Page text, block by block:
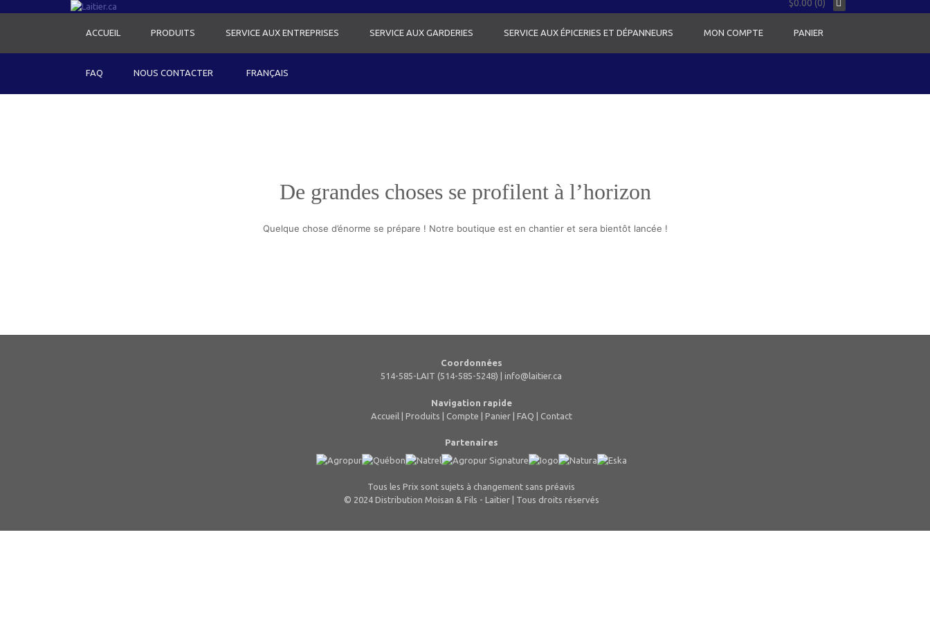
$0.00 (0)
ACCUEIL PRODUITS SERVICE AUX ENTREPRISES SERVICE AUX GARDERIES SERVICE AUX ÉPICERIES ET DÉPANNEURS MON COMPTE PANIER
FAQ NOUS CONTACTER FRANÇAIS
De grandes choses se profilent à l’horizon
Quelque chose d’énorme se prépare ! Notre boutique est en chantier et sera bientôt lancée !
Coordonnées
514-585-LAIT (514-585-5248) | info@laitier.ca
Navigation rapide
Accueil | Produits | Compte | Panier| FAQ | Contact
Partenaires
Tous les Prix sont sujets à changement sans préavis
© 2024 Distribution Moisan & Fils - Laitier | Tous droits réservés